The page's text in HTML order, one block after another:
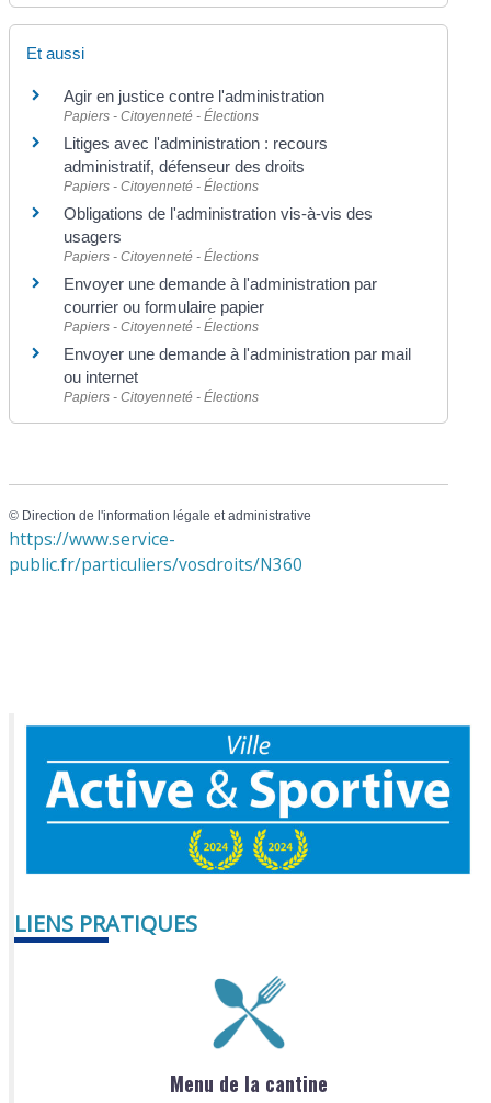
Et aussi
Agir en justice contre l'administration
Papiers - Citoyenneté - Élections
Litiges avec l'administration : recours
administratif, défenseur des droits
Papiers - Citoyenneté - Élections
Obligations de l'administration vis-à-vis des
usagers
Papiers - Citoyenneté - Élections
Envoyer une demande à l'administration par
courrier ou formulaire papier
Papiers - Citoyenneté - Élections
Envoyer une demande à l'administration par mail
ou internet
Papiers - Citoyenneté - Élections
© Direction de l'information légale et administrative
https://www.service-
public.fr/particuliers/vosdroits/N360
LIENS PRATIQUES
Menu de la cantine